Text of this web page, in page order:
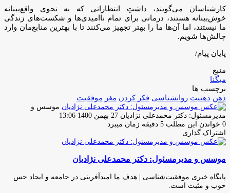
کارشناسان می‌گویند، داشتِ انتظاراتی که به نحوی واقع‌بینانه
خوش‌بینانه هستند، درمانی برای تمام ناامیدی‌ها و شکست‌های زندگی
ما نیستند، اما آن‌ها ما را بهتر تجهیز می‌کنند تا با بهترین منابع‌مان وارد
چالش‌ها شویم.
پایان پیام/
منبع
میگنا
برچسب ها
ذهن ذهنیت روانشناسی فکر کردن مغز موفقیت
موسس و
مدیرمسئول: دکتر محمدعلی نژادیان ارسال
ایمیل
27 بهمن 1400 13:06
0 خواندن این مطلب 5 دقیقه زمان میبرد
اشتراک گذاری
فیس
توئیتر
لینکدین
واتس
تلگرام
اشتراک
از
ایمیل
چاپ
موسس و مدیرمسئول: دکتر محمدعلی نژادیان
پایگاه خبری موفقیت‌شناسی | هدف ما امیدآفرینی در جامعه و ایجاد حس
خوب و مثبت است.